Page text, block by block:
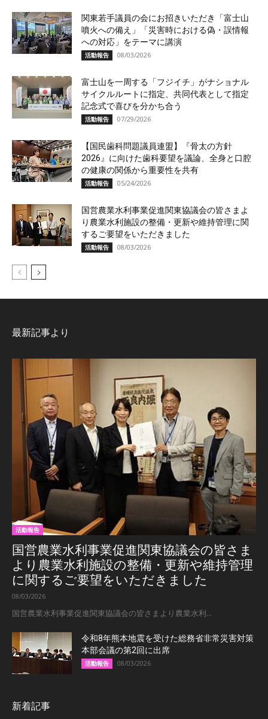
関東若手議員の会にお招きいただき「富士山
噴火への備え」「災害時における偽・誤情報
への対応」をテーマに講演
活動報告 08/03/2026
富士山を一周する「フジイチ」がナショナル
サイクルルートに指定、共同代表として指定
記念式で喜びを分かち合う
活動報告 07/29/2026
【国民歯科問題議員連盟】『骨太の方針
2026』に向けた歯科要望を議論、全身と口腔
の健康の関係から重要性を共有
活動報告 05/24/2026
国営農業水利事業促進関東協議会の皆さまよ
り農業水利施設の整備・更新や維持管理に関
するご要望をいただきました
活動報告 08/03/2026
最新記事より
活動報告
国営農業水利事業促進関東協議会の皆さま
より農業水利施設の整備・更新や維持管理
に関するご要望をいただきました
08/03/2026
国営農業水利事業促進関東協議会の皆さまより農業水利...
令和8年熊本地震を受けた総務省非常災害対策
本部会議の第2回に出席
活動報告 08/03/2026
新着記事